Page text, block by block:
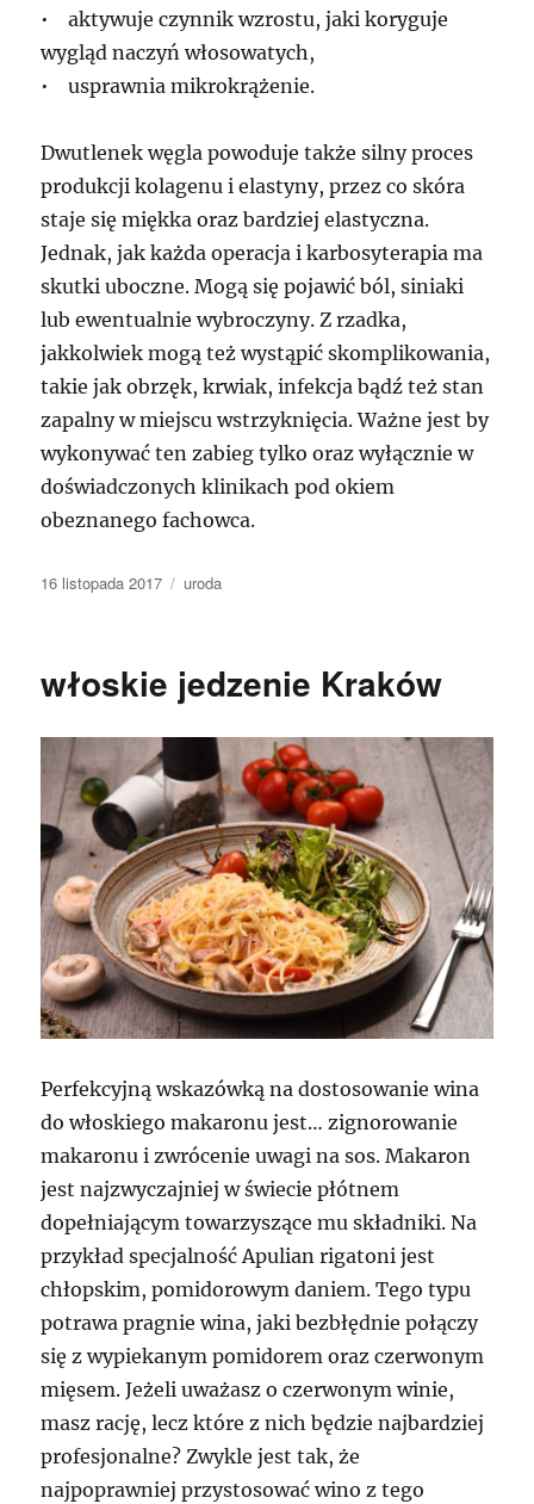
• aktywuje czynnik wzrostu, jaki koryguje
wygląd naczyń włosowatych,
• usprawnia mikrokrążenie.
Dwutlenek węgla powoduje także silny proces
produkcji kolagenu i elastyny, przez co skóra
staje się miękka oraz bardziej elastyczna.
Jednak, jak każda operacja i karbosyterapia ma
skutki uboczne. Mogą się pojawić ból, siniaki
lub ewentualnie wybroczyny. Z rzadka,
jakkolwiek mogą też wystąpić skomplikowania,
takie jak obrzęk, krwiak, infekcja bądź też stan
zapalny w miejscu wstrzyknięcia. Ważne jest by
wykonywać ten zabieg tylko oraz wyłącznie w
doświadczonych klinikach pod okiem
obeznanego fachowca.
Data
16 listopada 2017 Kategorie
uroda
włoskie jedzenie Kraków
Perfekcyjną wskazówką na dostosowanie wina
do włoskiego makaronu jest… zignorowanie
makaronu i zwrócenie uwagi na sos. Makaron
jest najzwyczajniej w świecie płótnem
dopełniającym towarzyszące mu składniki. Na
przykład specjalność Apulian rigatoni jest
chłopskim, pomidorowym daniem. Tego typu
potrawa pragnie wina, jaki bezbłędnie połączy
się z wypiekanym pomidorem oraz czerwonym
mięsem. Jeżeli uważasz o czerwonym winie,
masz rację, lecz które z nich będzie najbardziej
profesjonalne? Zwykle jest tak, że
najpoprawniej przystosować wino z tego